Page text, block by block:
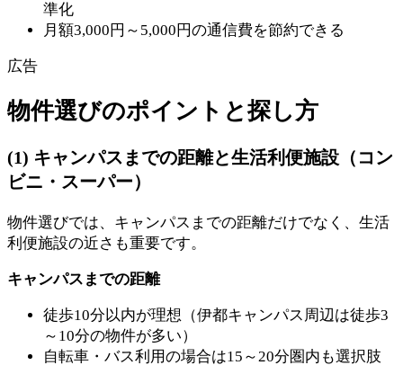
準化
月額3,000円～5,000円の通信費を節約できる
広告
物件選びのポイントと探し方
(1) キャンパスまでの距離と生活利便施設（コン
ビニ・スーパー）
物件選びでは、キャンパスまでの距離だけでなく、生活
利便施設の近さも重要です。
キャンパスまでの距離
徒歩10分以内が理想（伊都キャンパス周辺は徒歩3
～10分の物件が多い）
自転車・バス利用の場合は15～20分圏内も選択肢